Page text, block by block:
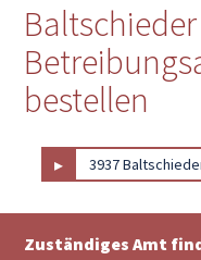
Baltschieder
bestellen
▸ 3937
Zuständiges Amt